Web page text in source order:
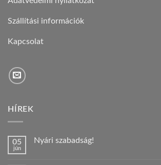
Szállítási információk
Kapcsolat
HÍREK
05
jún
Nyári szabadság!